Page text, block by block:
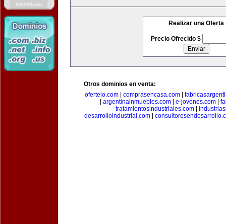
Realizar una Oferta
Precio Ofrecido $
Otros dominios en venta:
ofertelo.com| comprasencasa.com|
argentinainmuebles.com| e-jovenes.com|
tratamientosindustriales.com
desarrolloindustrial.com|